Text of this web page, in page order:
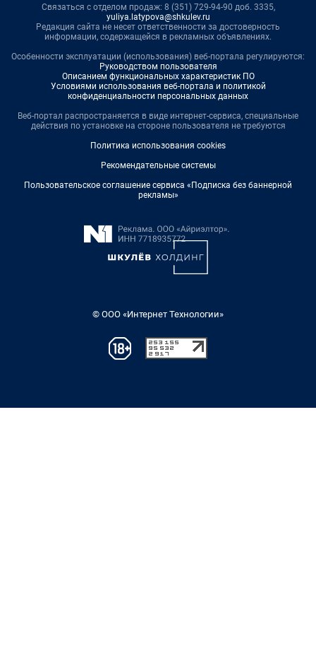
Связаться с отделом продаж: 8 (351) 729-94-90 доб. 3335,
yuliya.latypova@shkulev.ru
Редакция сайта не несет ответственности за достоверность
информации, содержащейся в рекламных объявлениях.
Особенности эксплуатации (использования) веб-портала регулируются:
Руководством пользователя
Описанием функциональных характеристик ПО
Условиями использования веб-портала и политикой
конфиденциальности персональных данных
Веб-портал распространяется в виде интернет-сервиса, специальные
действия по установке на стороне пользователя не требуются
Политика использования cookies
Рекомендательные системы
Пользовательское соглашение сервиса «Подписка без баннерной
рекламы»
© ООО «Интернет Технологии»